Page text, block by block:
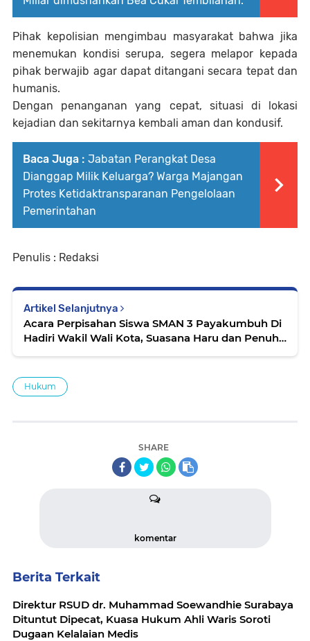
Pihak kepolisian mengimbau masyarakat bahwa jika
menemukan kondisi serupa, segera melapor kepada
pihak berwajib agar dapat ditangani secara tepat dan
humanis.
Dengan penanganan yang cepat, situasi di lokasi
kejadian dan sekitarnya kembali aman dan kondusif.
Baca Juga : Jabatan Perangkat Desa
Dianggap Milik Keluarga? Warga Majangan
Protes Ketidaktransparanan Pengelolaan
Pemerintahan
Penulis : Redaksi
Artikel Selanjutnya
Acara Perpisahan Siswa SMAN 3 Payakumbuh Di
Hadiri Wakil Wali Kota, Suasana Haru dan Penuh
Hukum
SHARE
komentar
Berita Terkait
Direktur RSUD dr. Muhammad Soewandhie Surabaya
Dituntut Dipecat, Kuasa Hukum Ahli Waris Soroti
Dugaan Kelalaian Medis